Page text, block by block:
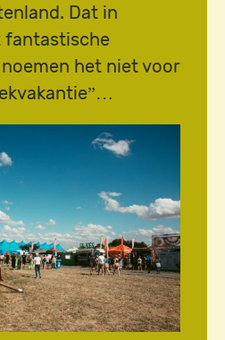
Dat in
fantastische
het niet voor